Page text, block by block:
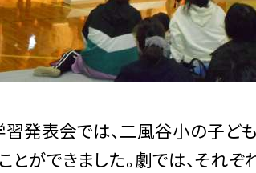
発表会では、二風谷小の子ど
とができました。劇では、それ